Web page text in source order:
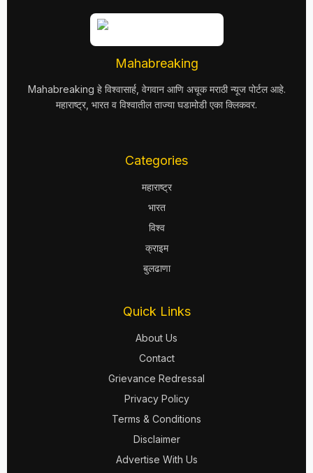
Mahabreaking
Mahabreaking हे विश्वासार्ह, वेगवान आणि अचूक मराठी न्यूज पोर्टल आहे.
महाराष्ट्र, भारत व विश्वातील ताज्या घडामोडी एका क्लिकवर.
Categories
महाराष्ट्र
भारत
विश्व
क्राइम
बुलढाणा
Quick Links
About Us
Contact
Grievance Redressal
Privacy Policy
Terms & Conditions
Disclaimer
Advertise With Us